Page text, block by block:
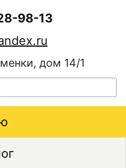
98-13
дом 14/1